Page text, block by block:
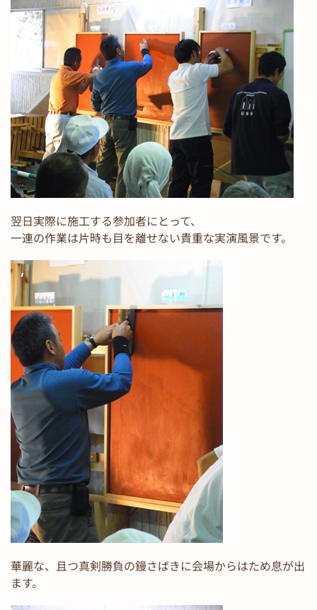
翌日実際に施工する参加者にとって、
一連の作業は片時も目を離せない貴重な実演風景です。
華麗な、且つ真剣勝負の鏝さばきに会場からはため息が出
ます。